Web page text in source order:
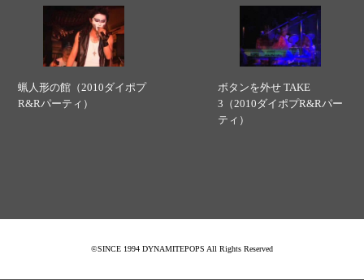
蝋人形の館（2010ダイポプ
R&Rパーティ）
ボタンを外せ TAKE
3（2010ダイポプR&Rパー
ティ）
©SINCE 1994 DYNAMITEPOPS All Rights Reserved